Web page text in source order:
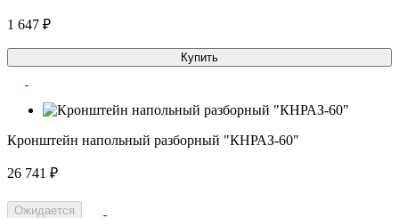
1 647 ₽
Купить
Кронштейн напольный разборный "КНРАЗ-60"
26 741 ₽
Ожидается